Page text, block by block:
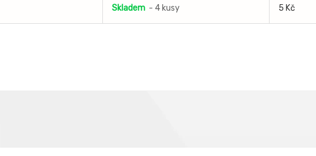
Skladem - 4 kusy 5 Kč